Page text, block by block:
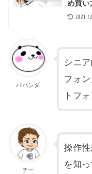
め買い
パパンダ
シニ
フォ
トフ
チー
操作
を知